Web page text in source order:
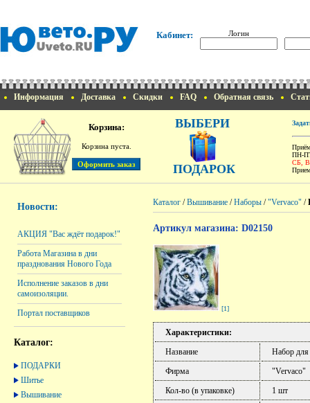
Кабинет: Логин
Информация Доставка Скидки FAQ Обратная связь
Корзина:
Корзина пуста.
ВЫБЕРИ
ПОДАРОК
ПН-
СБ,
Новости:
АКЦИЯ "Вас ждёт подарок!"
Работа Магазина в дни
празднования Нового Года
Исполнение заказов в дни
самоизоляции.
Портал поставщиков
Каталог:
ПОДАРКИ
Шитье
Вышивание
Каталог /Вышивание /Наборы /"Vervaco" /
Артикул магазина: D02150
[1]
Характеристики:
Название
Набор
Фирма
"Vervaco"
Кол-во (в упаковке)
1 шт